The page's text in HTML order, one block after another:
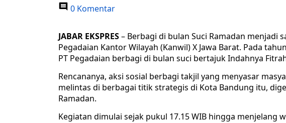
0 Komentar
JABAR EKSPRES– Berbagi di bulan Suci Ramadan menjadi
Pegadaian Kantor Wilayah (Kanwil) X Jawa Barat. Pada
PT Pegadaian berbagi di bulan suci bertajuk Indahnya
Rencananya, aksi sosial berbagi takjil yang menyasar
melintas di berbagai titik strategis di Kota Bandung itu,
Ramadan.
Kegiatan dimulai sejak pukul 17.15 WIB hingga menjelang